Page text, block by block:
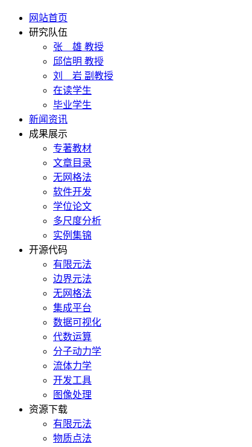
网站首页
研究队伍
张 雄 教授
邱信明 教授
刘 岩 副教授
在读学生
毕业学生
新闻资讯
成果展示
专著教材
文章目录
无网格法
软件开发
学位论文
多尺度分析
实例集锦
开源代码
有限元法
边界元法
无网格法
集成平台
数据可视化
代数运算
分子动力学
流体力学
开发工具
图像处理
资源下载
有限元法
物质点法